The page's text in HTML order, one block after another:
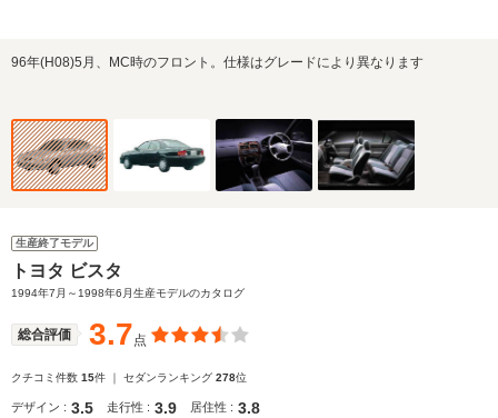
96年(H08)5月、MC時のフロント。仕様はグレードにより異なります
生産終了モデル
トヨタ ビスタ
1994年7月～1998年6月生産モデルのカタログ
総合評価 3.7点
クチコミ件数 15件 ｜ セダンランキング 278位
デザイン : 3.5 走行性 : 3.9 居住性 : 3.8